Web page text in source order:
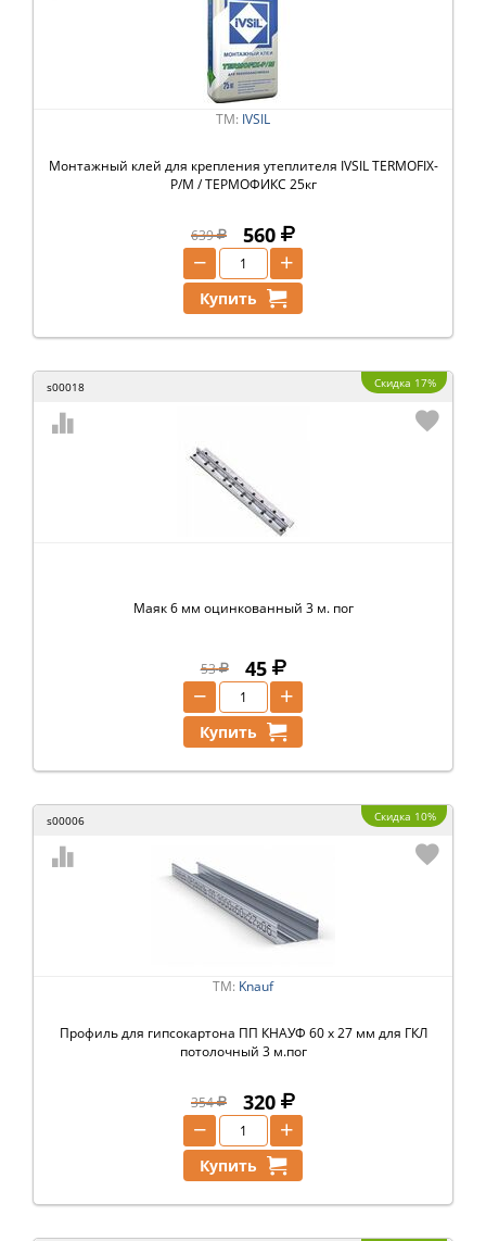
ТМ: IVSIL
Монтажный клей для крепления утеплителя IVSIL TERMOFIX-
Р/М / ТЕРМОФИКС 25кг
639 560
+
−
Купить
s00018 Скидка 17%
Маяк 6 мм оцинкованный 3 м. пог
53 45
+
−
Купить
s00006 Скидка 10%
ТМ: Knauf
Профиль для гипсокартона ПП КНАУФ 60 х 27 мм для ГКЛ
потолочный 3 м.пог
354 320
+
−
Купить